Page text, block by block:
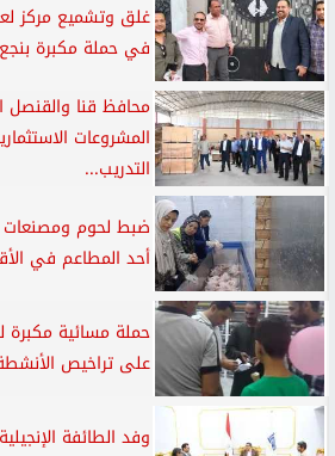
غلق وتشميع مركز
في حملة مكبرة
محافظ قنا
المشروعات
التدريب...
ضبط لحوم ومصنعات
أحد المطاعم في
حملة مسائية مكبرة
على تراخيص
وفد الطائفة